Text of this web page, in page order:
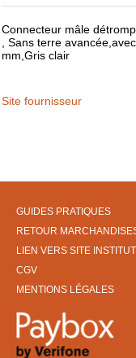
Connecteur mâle
, Sans terre
mm,Gris clair
Site fournisseur
GUIDES PRATIQUES
RETOUR
LIEN VERS SITE
CGV
MENTIONS LÉGALES